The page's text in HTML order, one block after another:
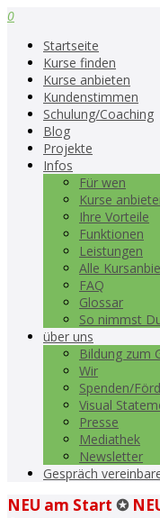
0
Startseite
Kurse finden
Kurse anbieten
Kundenstimmen
Schulung/Coaching
Blog
Projekte
Infos
Für wen
Kurse
Ihre Vorteile
Funktionen
Leistungen
Alle
FAQ
Glossar
So nimmst
über uns
Bildung zum
Wir
Spenden/
Visual
Presse
Mediathek
Newsletter
Gespräch
NEU am Start ✪